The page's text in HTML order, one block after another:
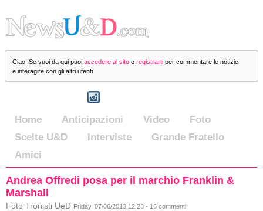
Ciao! Se vuoi da qui puoi accedere al sito o registrarti per commentare le notizie
e interagire con gli altri utenti.
Home Anticipazioni Video
Foto
Scelte U&D
Interviste
Grande Fratello
Amici
Andrea Offredi posa per il marchio Franklin &
Marshall
Foto Tronisti UeD Friday, 07/06/2013 12:28 - 16 commenti